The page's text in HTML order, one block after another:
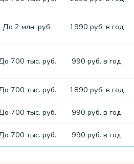
До 2 млн. руб. 1990 руб. в год
700 тыс. руб. 990 руб. в год
700 тыс. руб. 1890 руб. в год
700 тыс. руб. 990 руб. в год
700 тыс. руб. 990 руб. в год